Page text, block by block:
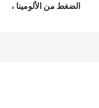
الضغط من الألومينا ،